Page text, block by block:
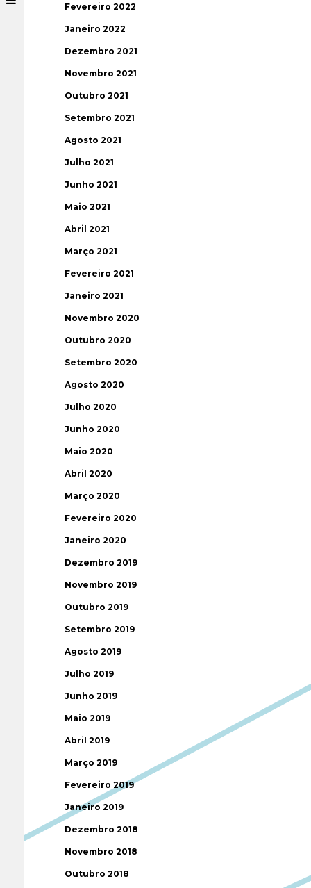
Fevereiro 2022
Janeiro 2022
Dezembro 2021
Novembro 2021
Outubro 2021
Setembro 2021
Agosto 2021
Julho 2021
Junho 2021
Maio 2021
Abril 2021
Março 2021
Fevereiro 2021
Janeiro 2021
Novembro 2020
Outubro 2020
Setembro 2020
Agosto 2020
Julho 2020
Junho 2020
Maio 2020
Abril 2020
Março 2020
Fevereiro 2020
Janeiro 2020
Dezembro 2019
Novembro 2019
Outubro 2019
Setembro 2019
Agosto 2019
Julho 2019
Junho 2019
Maio 2019
Abril 2019
Março 2019
Fevereiro 2019
Janeiro 2019
Dezembro 2018
Novembro 2018
Outubro 2018